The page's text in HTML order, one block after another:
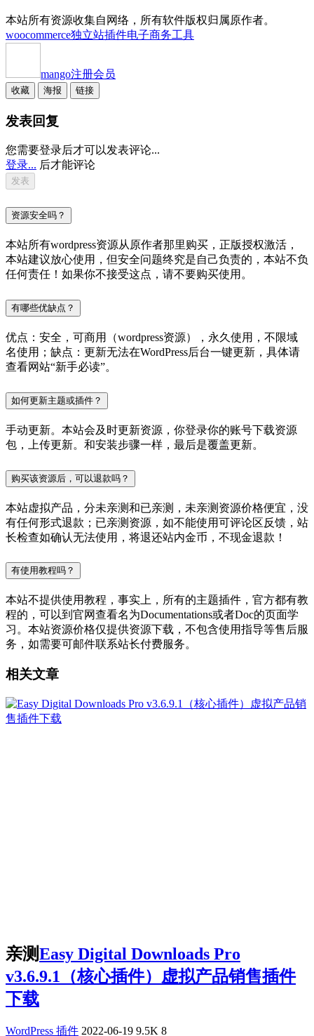
本站所有资源收集自网络，所有软件版权归属原作者。
woocommerce独立站插件电子商务工具
mango注册会员
收藏 海报 链接
发表回复
您需要登录后才可以发表评论...
登录... 后才能评论
资源安全吗？
本站所有wordpress资源从原作者那里购买，正版授权激活，
本站建议放心使用，但安全问题终究是自己负责的，本站不负
任何责任！如果你不接受这点，请不要购买使用。
有哪些优缺点？
优点：安全，可商用（wordpress资源），永久使用，不限域
名使用；缺点：更新无法在WordPress后台一键更新，具体请
查看网站“新手必读”。
如何更新主题或插件？
手动更新。本站会及时更新资源，你登录你的账号下载资源
包，上传更新。和安装步骤一样，最后是覆盖更新。
购买该资源后，可以退款吗？
本站虚拟产品，分未亲测和已亲测，未亲测资源价格便宜，没
有任何形式退款；已亲测资源，如不能使用可评论区反馈，站
长检查如确认无法使用，将退还站内金币，不现金退款！
有使用教程吗？
本站不提供使用教程，事实上，所有的主题插件，官方都有教
程的，可以到官网查看名为Documentations或者Doc的页面学
习。本站资源价格仅提供资源下载，不包含使用指导等售后服
务，如需要可邮件联系站长付费服务。
相关文章
亲测Easy Digital Downloads Pro
v3.6.9.1（核心插件）虚拟产品销售插件
下载
WordPress 插件 2022-06-19 9.5K 8